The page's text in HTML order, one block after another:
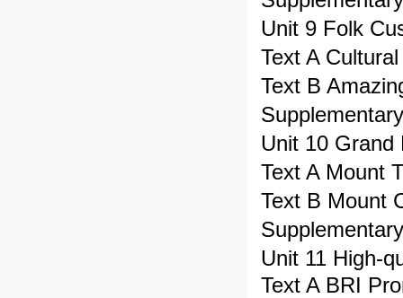
Unit 9 Folk
Text A
Text B
Unit 10 Grand
Text A Mount
Text B Mount
Unit 11 High-
Text A BRI